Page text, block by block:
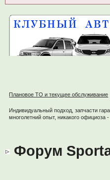
Плановое ТО и текущее обслуживание
Индивидуальный подход, запчасти
многолетний опыт, никакого официоза
Форум